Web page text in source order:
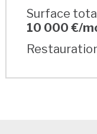
Surface
10 000 €/